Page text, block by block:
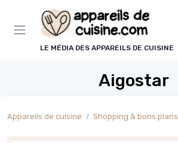
LE MÉDIA DES APPAREILS DE CUISINE
Aigostar
Appareils de cuisine Shopping & bons plans
Panneau de gestion des cookies